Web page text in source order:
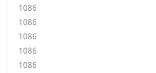
1086
1086
1086
1086
1086